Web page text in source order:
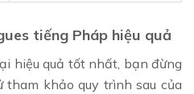
tiếng Pháp hiệu quả
hiệu quả tốt nhất, bạn đừng
tham khảo quy trình sau của